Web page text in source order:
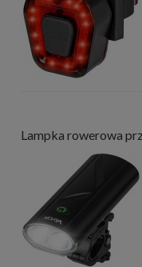
Lampka rowerowa